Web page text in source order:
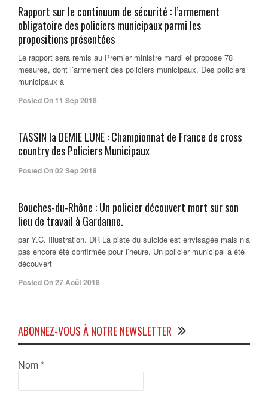
Rapport sur le continuum de sécurité : l’armement
obligatoire des policiers municipaux parmi les
propositions présentées
Le rapport sera remis au Premier ministre mardi et propose 78
mesures, dont l’armement des policiers municipaux. Des policiers
municipaux à
Posted On 11 Sep 2018
TASSIN la DEMIE LUNE : Championnat de France de cross
country des Policiers Municipaux
Posted On 02 Sep 2018
Bouches-du-Rhône : Un policier découvert mort sur son
lieu de travail à Gardanne.
par Y.C. Illustration. DR La piste du suicide est envisagée mais n’a
pas encore été confirmée pour l’heure. Un policier municipal a été
découvert
Posted On 27 Août 2018
ABONNEZ-VOUS À NOTRE NEWSLETTER
Nom *